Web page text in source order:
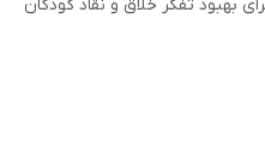
بهبود تفکر خلاق و نقاد کودکان